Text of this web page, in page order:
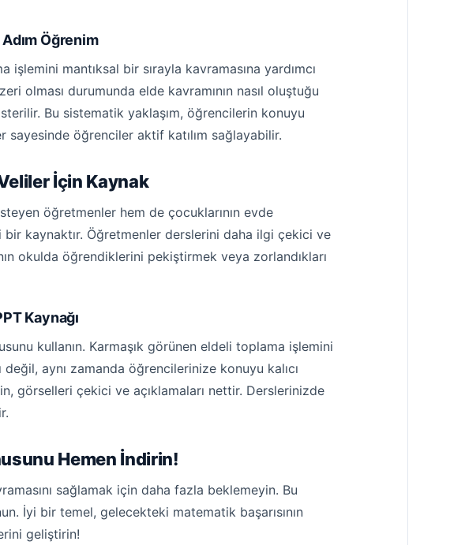
Öğrenim
mantıksal bir sırayla kavramasına yardımcı
olması durumunda elde kavramının nasıl oluştuğu
Bu sistematik yaklaşım, öğrencilerin konuyu
sayesinde öğrenciler aktif katılım sağlayabilir.
İçin Kaynak
öğretmenler hem de çocuklarının evde
kaynaktır. Öğretmenler derslerini daha ilgi çekici ve
okulda öğrendiklerini pekiştirmek veya zorlandıkları
Kaynağı
kullanın. Karmaşık görünen eldeli toplama işlemini
aynı zamanda öğrencilerinize konuyu kalıcı
görselleri çekici ve açıklamaları nettir. Derslerinizde
Hemen İndirin!
sağlamak için daha fazla beklemeyin. Bu
İyi bir temel, gelecekteki matematik başarısının
geliştirin!